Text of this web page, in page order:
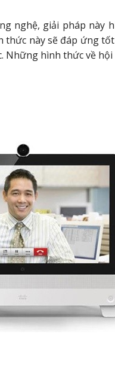
nghệ, giải pháp này
thức này sẽ đáp ứng
Những hình thức về